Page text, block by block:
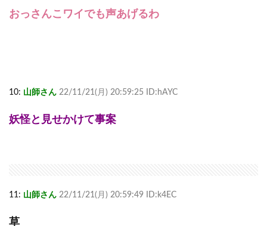
おっさんこワイでも声あげるわ
10: 山師さん 22/11/21(月) 20:59:25 ID:hAYC
妖怪と見せかけて事案
11: 山師さん 22/11/21(月) 20:59:49 ID:k4EC
草